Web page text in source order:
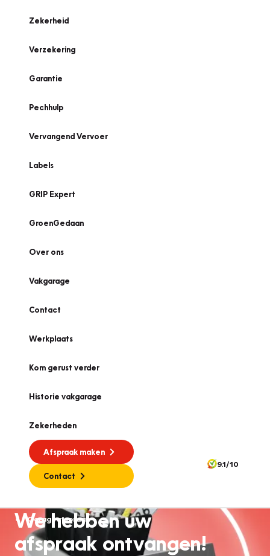
Zekerheid
Verzekering
Garantie
Pechhulp
Vervangend Vervoer
Labels
GRIP Expert
GroenGedaan
Over ons
Vakgarage
Contact
Werkplaats
Kom gerust verder
Historie vakgarage
Zekerheden
Afspraak maken
Contact
9.1/10
Garageafspraak
We hebben uw
afspraak ontvangen!